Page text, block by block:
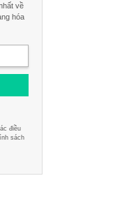
nhất
biến
khoản
mật